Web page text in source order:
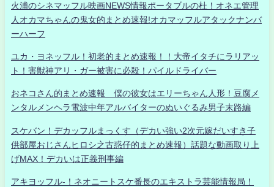
火浦のシネマッフル映画NEWS情報ポータブルの杜！オネエ管理
人オカマちゃんの鬼女的まとめ速報!オカマッフルアタックナンバ
ーハーフ
ユカ・ヨネッフル！初老的まとめ速報！！大帝イタチにラリアッ
ト！害獣神アリ・ガー被害に必殺！パイルドライバー
おネコさん的まとめ速報 僕の彼女はエリーちゃん人形！豆腐メ
ンタルメンヘラ電波中年アルバイターのぬいぐるみ男子末路編
スケバン！デカッフルまっくす（デカい強い2次元嫁だいすき子
供部屋おじさんヒロシ之古惑仔的まとめ速報）話題な動画取り上
げMAX！デカいは正義刑事編
アキヨッフル-！ネオニートスケ番長のエキストラ芸能情報局！